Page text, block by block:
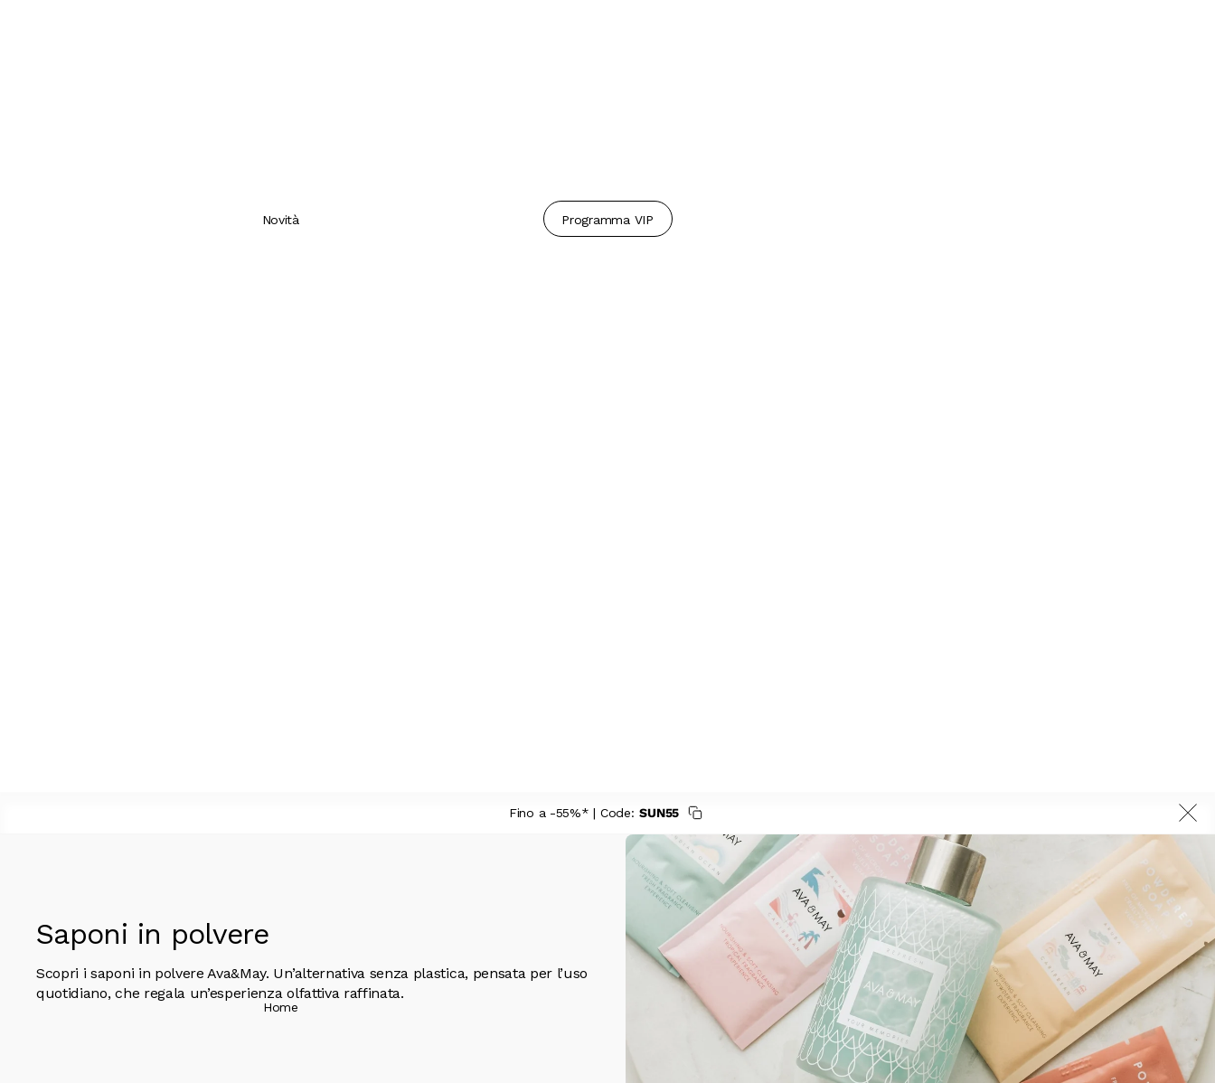
Novità
Home
Programma VIP
Fino a -55%* | Code: SUN55
Saponi in polvere
Scopri i saponi in polvere Ava&May. Un’alternativa senza plastica, pensata per l’uso
quotidiano, che regala un’esperienza olfattiva raffinata.